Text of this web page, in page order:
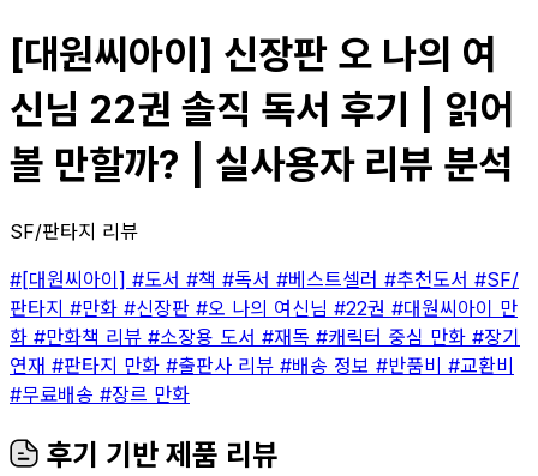
[대원씨아이] 신장판 오 나의 여
신님 22권 솔직 독서 후기 | 읽어
볼 만할까? | 실사용자 리뷰 분석
SF/판타지 리뷰
#[대원씨아이] #도서 #책 #독서 #베스트셀러 #추천도서 #SF/
판타지 #만화 #신장판 #오 나의 여신님 #22권 #대원씨아이 만
화 #만화책 리뷰 #소장용 도서 #재독 #캐릭터 중심 만화 #장기
연재 #판타지 만화 #출판사 리뷰 #배송 정보 #반품비 #교환비
#무료배송 #장르 만화
후기 기반 제품 리뷰